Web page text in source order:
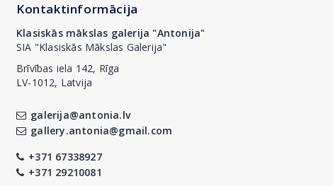
Kontaktinformācija
Klasiskās mākslas galerija "Antonija"
SIA "Klasiskās Mākslas Galerija"
Brīvības iela 142, Rīga
LV-1012, Latvija
galerija@antonia.lv
gallery.antonia@gmail.com
+371 67338927
+371 29210081